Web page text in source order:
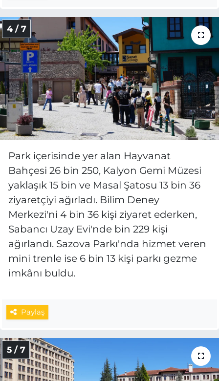
4 / 7
Park içerisinde yer alan Hayvanat
Bahçesi 26 bin 250, Kalyon Gemi Müzesi
yaklaşık 15 bin ve Masal Şatosu 13 bin 36
ziyaretçiyi ağırladı. Bilim Deney
Merkezi'ni 4 bin 36 kişi ziyaret ederken,
Sabancı Uzay Evi'nde bin 229 kişi
ağırlandı. Sazova Parkı'nda hizmet veren
mini trenle ise 6 bin 13 kişi parkı gezme
imkânı buldu.
Paylaş
5 / 7